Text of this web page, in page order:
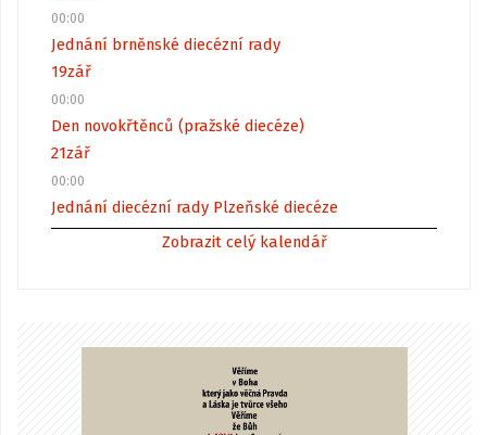
00:00
Jednání brněnské diecézní rady
19zář
00:00
Den novokřtěnců (pražské diecéze)
21zář
00:00
Jednání diecézní rady Plzeňské diecéze
Zobrazit celý kalendář